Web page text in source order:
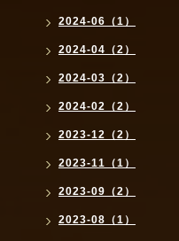
2024-06（1）
2024-04（2）
2024-03（2）
2024-02（2）
2023-12（2）
2023-11（1）
2023-09（2）
2023-08（1）